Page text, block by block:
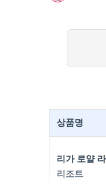
상품명
리가 로얄
리조트